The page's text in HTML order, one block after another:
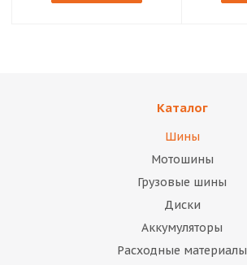
Каталог
Шины
Мотошины
Грузовые шины
Диски
Аккумуляторы
Расходные материалы